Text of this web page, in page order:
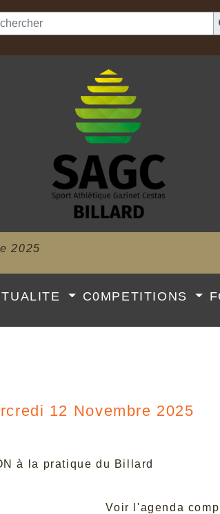
2025
C0MPETITIONS
12 Novembre 2025
à la pratique du Billard
Voir l'agenda